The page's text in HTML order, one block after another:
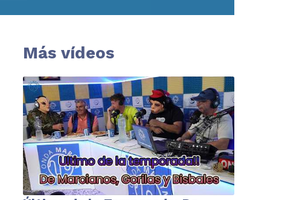
Más vídeos